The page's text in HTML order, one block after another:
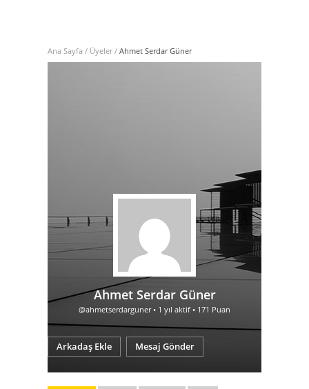
Ana Sayfa / Üyeler / Ahmet Serdar Güner
Ahmet Serdar Güner
@ahmetserdarguner• 1 yıl aktif • 171 Puan
Arkadaş Ekle Mesaj Gönder